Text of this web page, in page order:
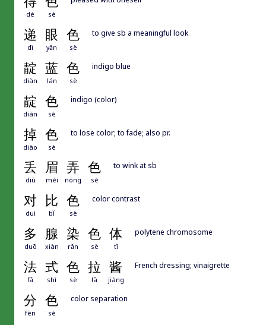
dé sè
递 眼 色
dì yǎn sè
to give sb a meaningful look
靛 蓝 色
diàn lán sè
indigo blue
靛 色
diàn sè
indigo (color)
掉 色
diào sè
to lose color; to fade; also pr.
丢 眉 弄 色
diū méi nòng sè
to wink at sb
对 比 色
duì bǐ sè
color contrast
多 腺 染 色 体
duō xiàn rǎn sè tǐ
polytene chromosome
法 式 色 拉 酱
fǎ shì sè lā jiàng
French dressing; vinaigrette
分 色
fēn sè
color separation